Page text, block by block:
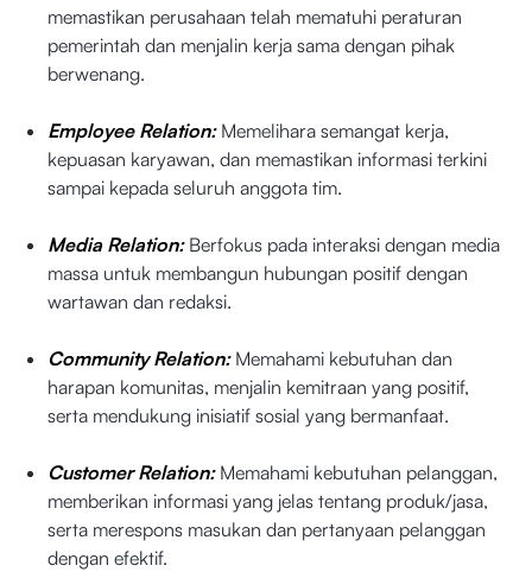
memastikan perusahaan telah mematuhi peraturan
pemerintah dan menjalin kerja sama dengan pihak
berwenang.
Employee Relation: Memelihara semangat kerja,
kepuasan karyawan, dan memastikan informasi terkini
sampai kepada seluruh anggota tim.
Media Relation: Berfokus pada interaksi dengan media
massa untuk membangun hubungan positif dengan
wartawan dan redaksi.
Community Relation: Memahami kebutuhan dan
harapan komunitas, menjalin kemitraan yang positif,
serta mendukung inisiatif sosial yang bermanfaat.
Customer Relation: Memahami kebutuhan pelanggan,
memberikan informasi yang jelas tentang produk/jasa,
serta merespons masukan dan pertanyaan pelanggan
dengan efektif.